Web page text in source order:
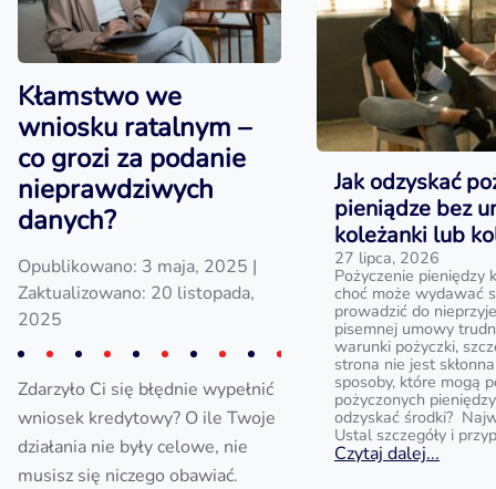
Kłamstwo we
wniosku ratalnym –
co grozi za podanie
nieprawdziwych
danych?
Opublikowano: 3 maja, 2025 |
Zaktualizowano: 20 listopada,
2025
Zdarzyło Ci się błędnie wypełnić
wniosek kredytowy? O ile Twoje
działania nie były celowe, nie
musisz się niczego obawiać.
Jak odzyskać
pieniądze bez
koleżanki lub
27 lipca, 2026
Pożyczenie pieniędzy
choć może wydawać
prowadzić do
pisemnej umowy
warunki pożyczki,
strona nie jest
sposoby, które mogą
pożyczonych
odzyskać środki?
Ustal szczegóły i
Czytaj dalej...